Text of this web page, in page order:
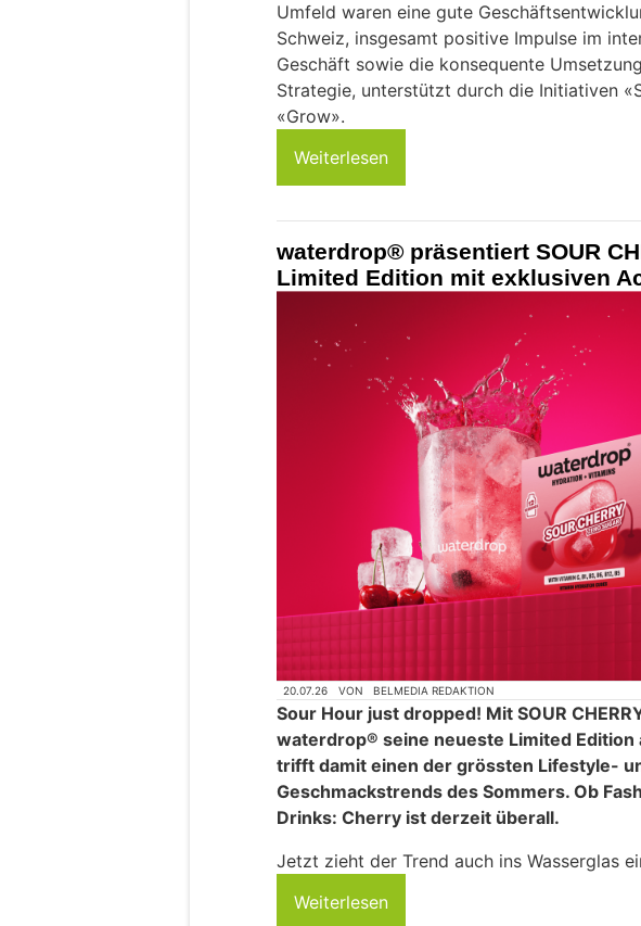
Umfeld waren eine gute
Schweiz, insgesamt positive Impulse im
Geschäft sowie die konsequente
Strategie, unterstützt durch die Initiativen
«Grow».
Weiterlesen
waterdrop® präsentiert SOUR
Limited Edition mit exklusiven
20.07.26 VON BELMEDIA REDAKTION
Sour Hour just dropped! Mit SOUR
waterdrop® seine neueste Limited Edition
trifft damit einen der grössten Lifestyle-
Geschmackstrends des Sommers. Ob
Drinks: Cherry ist derzeit überall.
Jetzt zieht der Trend auch ins Wasserglas
Weiterlesen